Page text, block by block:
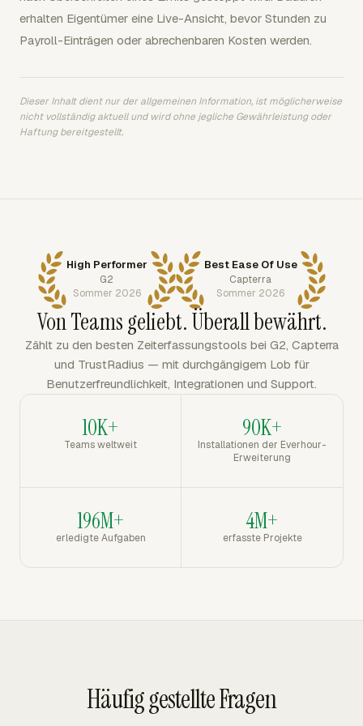
erhalten Eigentümer eine Live-Ansicht, bevor Stunden zu
Payroll-Einträgen oder abrechenbaren Kosten werden.
Dieser Inhalt dient nur der allgemeinen Information, ist möglicherweise
nicht vollständig aktuell und wird ohne jegliche Gewährleistung oder
Haftung bereitgestellt.
High Performer
G2
Sommer 2026
Best Ease Of Use
Capterra
Sommer 2026
Von Teams geliebt. Überall bewährt.
Zählt zu den besten Zeiterfassungstools bei G2, Capterra
und TrustRadius — mit durchgängigem Lob für
Benutzerfreundlichkeit, Integrationen und Support.
10K+
Teams weltweit
90K+
Installationen der Everhour-
Erweiterung
196M+
erledigte Aufgaben
4M+
erfasste Projekte
Häufig gestellte Fragen